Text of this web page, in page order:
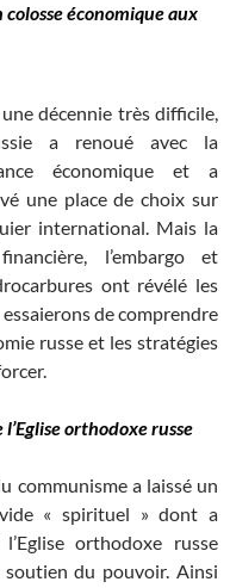
colosse économique aux
décennie très difficile,
a renoué avec la
économique et a
une place de choix sur
international. Mais la
l’embargo et
ont révélé les
de comprendre
russe et les stratégies
l’Eglise orthodoxe russe
communisme a laissé un
« spirituel » dont a
orthodoxe russe
soutien du pouvoir. Ainsi